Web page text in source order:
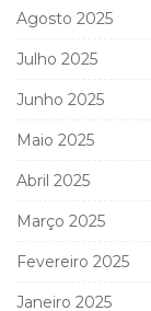
Agosto 2025
Julho 2025
Junho 2025
Maio 2025
Abril 2025
Março 2025
Fevereiro 2025
Janeiro 2025